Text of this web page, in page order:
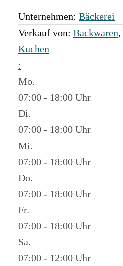
Unternehmen: Bäckerei
Verkauf von: Backwaren,
Kuchen
:
Mo.
07:00 - 18:00
Di.
07:00 - 18:00
Mi.
07:00 - 18:00
Do.
07:00 - 18:00
Fr.
07:00 - 18:00
Sa.
07:00 - 12:00